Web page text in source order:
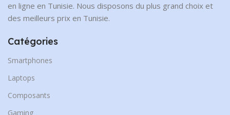
en ligne en Tunisie. Nous disposons du plus grand choix et
des meilleurs prix en Tunisie.
Catégories
Smartphones
Laptops
Composants
Gaming